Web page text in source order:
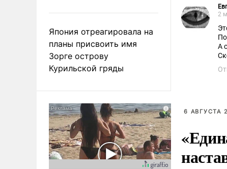
Япония отреагировала на
планы присвоить имя
Зорге острову
Курильской гряды
2
А
6 АВГУСТА